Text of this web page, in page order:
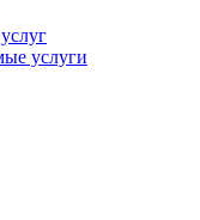
услуги